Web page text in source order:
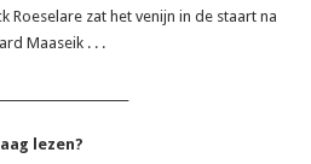
Roeselare zat het venijn in de staart na
Maaseik . . .
lezen?